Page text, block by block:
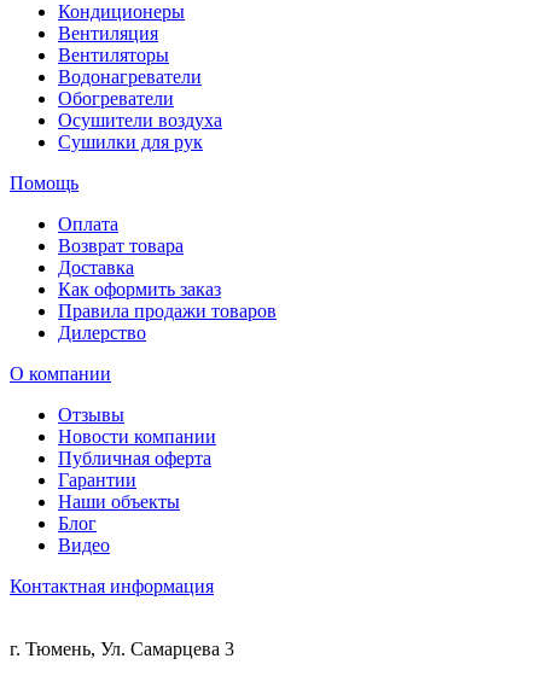
Кондиционеры
Вентиляция
Вентиляторы
Водонагреватели
Обогреватели
Осушители воздуха
Сушилки для рук
Помощь
Оплата
Возврат товара
Доставка
Как оформить заказ
Правила продажи товаров
Дилерство
О компании
Отзывы
Новости компании
Публичная оферта
Гарантии
Наши объекты
Блог
Видео
Контактная информация
г. Тюмень, Ул. Самарцева 3